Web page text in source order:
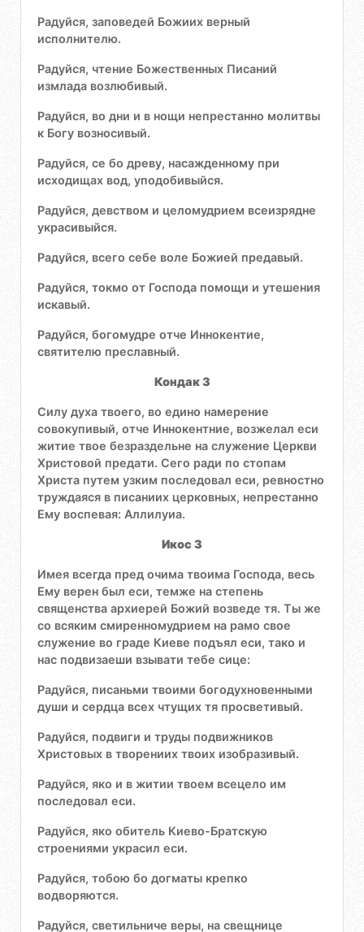
Радуйся, заповедей Божиих верный
исполнителю.
Радуйся, чтение Божественных Писаний
измлада возлюбивый.
Радуйся, во дни и в нощи непрестанно молитвы
к Богу возносивый.
Радуйся, се бо древу, насажденному при
исходищах вод, уподобивыйся.
Радуйся, девством и целомудрием всеизрядне
украсивыйся.
Радуйся, всего себе воле Божией предавый.
Радуйся, токмо от Господа помощи и утешения
искавый.
Радуйся, богомудре отче Иннокентие,
святителю преславный.
Кондак 3
Силу духа твоего, во едино намерение
совокупивый, отче Иннокентние, возжелал еси
житие твое безраздельне на служение Церкви
Христовой предати. Сего ради по стопам
Христа путем узким последовал еси, ревностно
труждаяся в писаниих церковных, непрестанно
Ему воспевая: Аллилуиа.
Икос 3
Имея всегда пред очима твоима Господа, весь
Ему верен был еси, темже на степень
священства архиерей Божий возведе тя. Ты же
со всяким смиренномудрием на рамо свое
служение во граде Киеве подъял еси, тако и
нас подвизаеши взывати тебе сице:
Радуйся, писаньми твоими богодухновенными
души и сердца всех чтущих тя просветивый.
Радуйся, подвиги и труды подвижников
Христовых в творениих твоих изобразивый.
Радуйся, яко и в житии твоем всецело им
последовал еси.
Радуйся, яко обитель Киево-Братскую
строениями украсил еси.
Радуйся, тобою бо догматы крепко
водворяются.
Радуйся, светильниче веры, на свещнице